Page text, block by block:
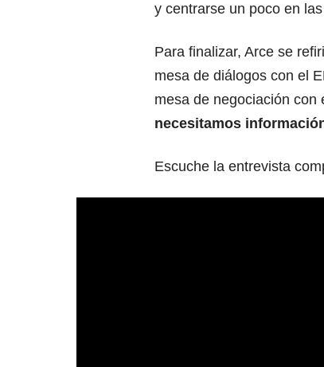
y centrarse un poco en
Para finalizar, Arce se
mesa de diálogos con el
mesa de negociación con
necesitamos
Escuche la entrevista